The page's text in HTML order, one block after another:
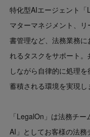
特化型AIエージェント「
マターマネジメント、
書管理など、法務業務
れるタスクをサポート
しながら自律的に処理
蓄積される環境を実現し
「LegalOn」は法務チ
AI」としてお客様の法